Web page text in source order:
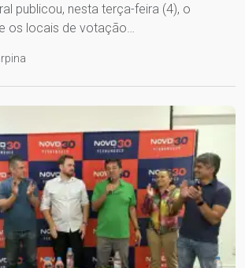
publicou, nesta terça-feira (4), o
os locais de votação…